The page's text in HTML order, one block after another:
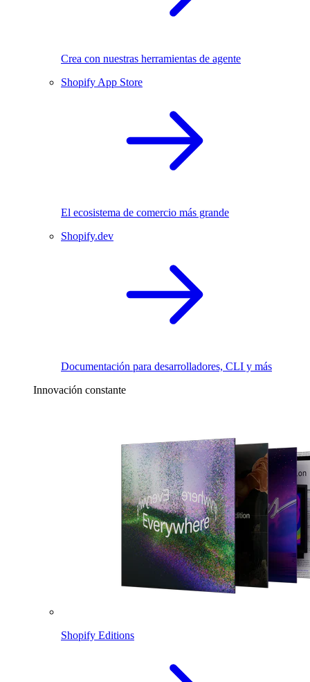
Crea con nuestras herramientas de agente
Shopify App Store
El ecosistema de comercio más grande
Shopify.dev
Documentación para desarrolladores, CLI y más
Innovación constante
Shopify Editions